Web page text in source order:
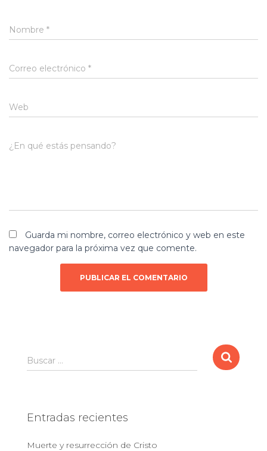
Nombre *
Correo electrónico *
Web
¿En qué estás pensando?
Guarda mi nombre, correo electrónico y web en este
navegador para la próxima vez que comente.
B
u
r
Buscar …
Entradas recientes
Muerte y resurrección de Cristo